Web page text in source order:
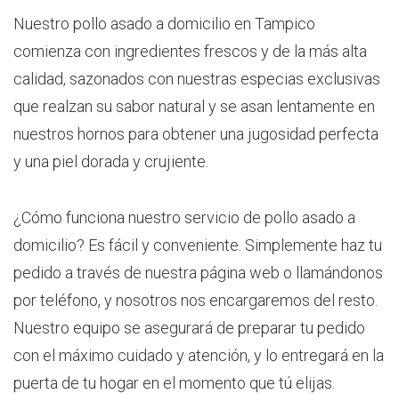
Nuestro pollo asado a domicilio en Tampico
comienza con ingredientes frescos y de la más alta
calidad, sazonados con nuestras especias exclusivas
que realzan su sabor natural y se asan lentamente en
nuestros hornos para obtener una jugosidad perfecta
y una piel dorada y crujiente.
¿Cómo funciona nuestro servicio de pollo asado a
domicilio? Es fácil y conveniente. Simplemente haz tu
pedido a través de nuestra página web o llamándonos
por teléfono, y nosotros nos encargaremos del resto.
Nuestro equipo se asegurará de preparar tu pedido
con el máximo cuidado y atención, y lo entregará en la
puerta de tu hogar en el momento que tú elijas.